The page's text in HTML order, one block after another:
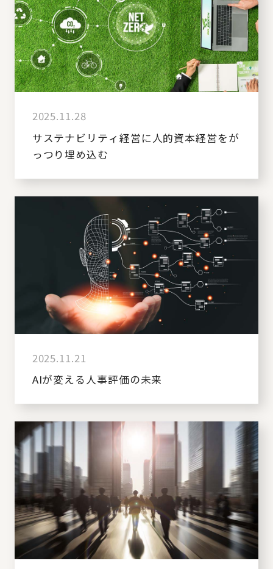
2025.11.28
サステナビリティ経営に人的資本経営をが
っつり埋め込む
2025.11.21
AIが変える人事評価の未来